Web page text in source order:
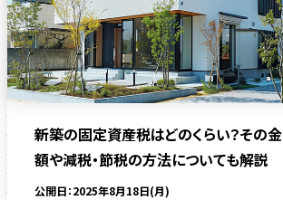
新築の固定資産税はどのくらい？その金
額や減税・節税の方法についても解説
公開日：2025年8月18日(月)